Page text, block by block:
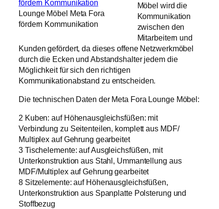
Lounge Möbel Meta Fora
fördern Kommunikation
Möbel wird die
Kommunikation
zwischen den
Mitarbeitern und
Kunden gefördert, da dieses offene Netzwerkmöbel
durch die Ecken und Abstandshalter jedem die
Möglichkeit für sich den richtigen
Kommunikationabstand zu entscheiden.
Die technischen Daten der Meta Fora Lounge Möbel:
2 Kuben: auf Höhenausgleichsfüßen: mit
Verbindung zu Seitenteilen, komplett aus MDF/
Multiplex auf Gehrung gearbeitet
3 Tischelemente: auf Ausgleichsfüßen, mit
Unterkonstruktion aus Stahl, Ummantellung aus
MDF/Multiplex auf Gehrung gearbeitet
8 Sitzelemente: auf Höhenausgleichsfüßen,
Unterkonstruktion aus Spanplatte Polsterung und
Stoffbezug